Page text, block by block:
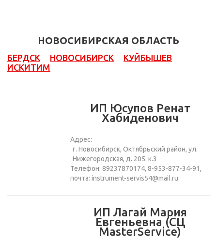
НОВОСИБИРСКАЯ ОБЛАСТЬ
БЕРДСК НОВОСИБИРСК
КУЙБЫШЕВ
ИСКИТИМ
ИП Юсупов Ренат
Хабиденович
Адрес:
г. Новосибирск, Октябрьский район, ул.
Нижегородская, д. 205. к.3
Телефон: 89237870174, 8-953-877-34-91,
почта: instrument-servis54@mail.ru
ИП Лагай Мария
Евгеньевна (СЦ
MasterService)